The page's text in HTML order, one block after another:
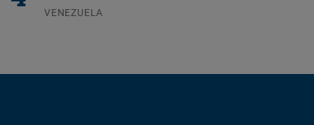
VENEZUELA